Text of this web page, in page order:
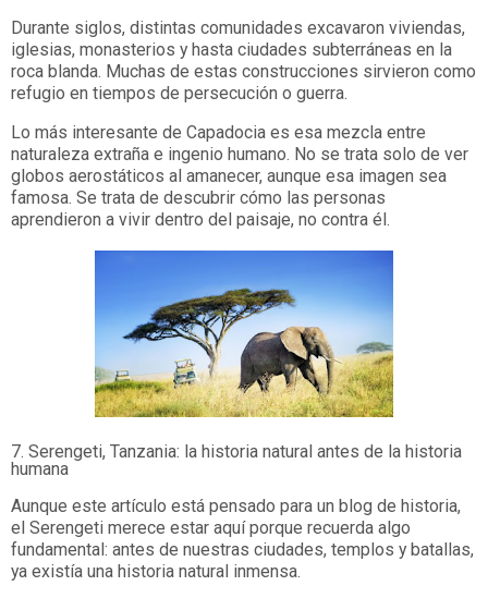
Durante siglos, distintas comunidades excavaron viviendas,
iglesias, monasterios y hasta ciudades subterráneas en la
roca blanda. Muchas de estas construcciones sirvieron como
refugio en tiempos de persecución o guerra.
Lo más interesante de Capadocia es esa mezcla entre
naturaleza extraña e ingenio humano. No se trata solo de ver
globos aerostáticos al amanecer, aunque esa imagen sea
famosa. Se trata de descubrir cómo las personas
aprendieron a vivir dentro del paisaje, no contra él.
7. Serengeti, Tanzania: la historia natural antes de la historia
humana
Aunque este artículo está pensado para un blog de historia,
el Serengeti merece estar aquí porque recuerda algo
fundamental: antes de nuestras ciudades, templos y batallas,
ya existía una historia natural inmensa.